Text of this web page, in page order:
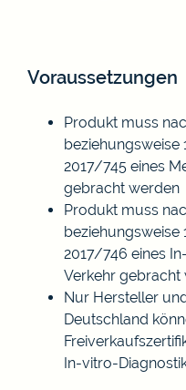
Voraussetzungen
Produkt muss
beziehungsweise
2017/745 eines
gebracht werden
Produkt muss
beziehungsweise
2017/746 eines
Verkehr gebracht
Nur Hersteller
Deutschland
In-vitro-